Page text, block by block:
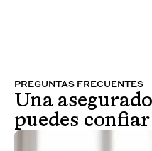
PREGUNTAS FRECUENTES
Una
puedes confiar